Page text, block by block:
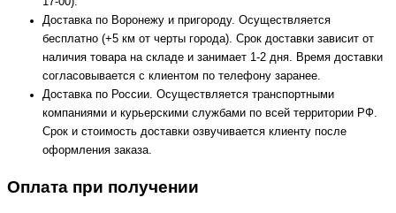
Доставка по Воронежу и пригороду. Осуществляется
бесплатно (+5 км от черты города). Срок доставки зависит от
наличия товара на складе и занимает 1-2 дня. Время доставки
согласовывается с клиентом по телефону заранее.
Доставка по России. Осуществляется транспортными
компаниями и курьерскими службами по всей территории РФ.
Срок и стоимость доставки озвучивается клиенту после
оформления заказа.
Оплата при получении